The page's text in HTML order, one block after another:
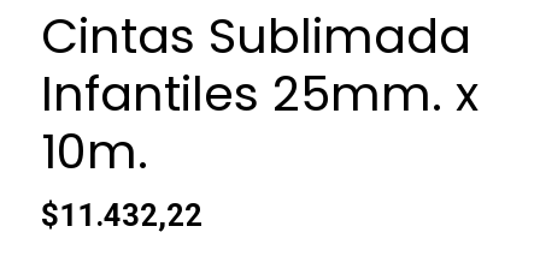
Cintas Sublimada
Infantiles 25mm. x
10m.
$11.432,22